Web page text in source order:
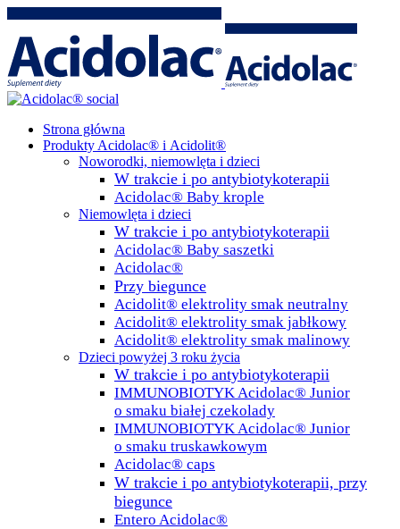
Strona główna
Produkty Acidolac® i Acidolit®
Noworodki, niemowlęta i dzieci
W trakcie i po antybiotykoterapii
Acidolac® Baby krople
Niemowlęta i dzieci
W trakcie i po antybiotykoterapii
Acidolac® Baby saszetki
Acidolac®
Przy biegunce
Acidolit® elektrolity smak neutralny
Acidolit® elektrolity smak jabłkowy
Acidolit® elektrolity smak malinowy
Dzieci powyżej 3 roku życia
W trakcie i po antybiotykoterapii
IMMUNOBIOTYK Acidolac® Junior
o smaku białej czekolady
IMMUNOBIOTYK Acidolac® Junior
o smaku truskawkowym
Acidolac® caps
W trakcie i po antybiotykoterapii, przy
biegunce
Entero Acidolac®